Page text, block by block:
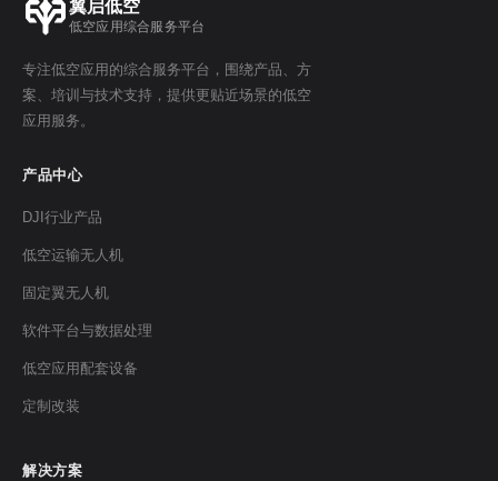
翼启低空
低空应用综合服务平台
专注低空应用的综合服务平台，围绕产品、方
案、培训与技术支持，提供更贴近场景的低空
应用服务。
产品中心
DJI行业产品
低空运输无人机
固定翼无人机
软件平台与数据处理
低空应用配套设备
定制改装
解决方案